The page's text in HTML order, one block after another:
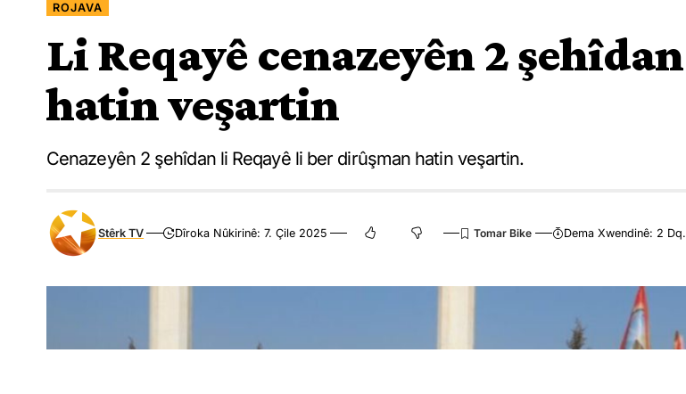
ROJAVA
Li Reqayê cenazeyên 2 şehîdan
hatin veşartin
Cenazeyên 2 şehîdan li Reqayê li ber dirûşman hatin veşartin.
Stêrk TV Dîroka Nûkirinê: 7. Çile 2025 Dema Xwendinê: 2 Dq.